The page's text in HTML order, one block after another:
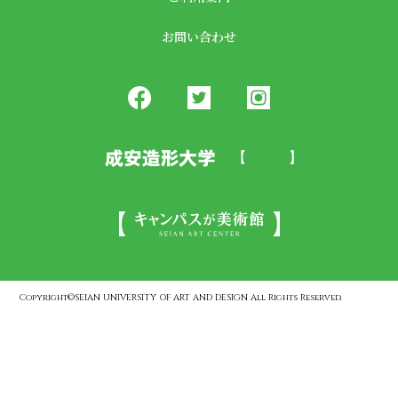
お問い合わせ
Copyright©SEIAN UNIVERSITY OF ART AND DESIGN All Rights Reserved.